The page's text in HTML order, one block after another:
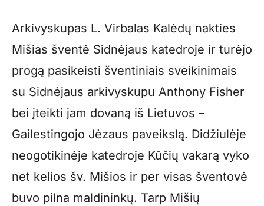
Arkivyskupas L. Virbalas Kalėdų nakties
Mišias šventė Sidnėjaus katedroje ir turėjo
progą pasikeisti šventiniais sveikinimais
su Sidnėjaus arkivyskupu Anthony Fisher
bei įteikti jam dovaną iš Lietuvos –
Gailestingojo Jėzaus paveikslą. Didžiulėje
neogotikinėje katedroje Kūčių vakarą vyko
net kelios šv. Mišios ir per visas šventovė
buvo pilna maldininkų. Tarp Mišių